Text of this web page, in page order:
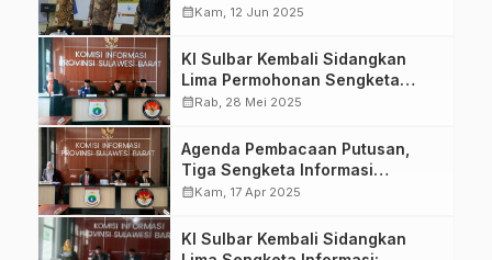
PPID Hingga ke Desa
calendar_monthKam, 12 Jun 2025
KI Sulbar Kembali Sidangkan
Lima Permohonan Sengketa
Informasi, Agenda Sidang
calendar_monthRab, 28 Mei 2025
Agenda Pembacaan Putusan,
Tiga Sengketa Informasi
Dinyatakan Gugur oleh KI Sulbar
calendar_monthKam, 17 Apr 2025
KI Sulbar Kembali Sidangkan